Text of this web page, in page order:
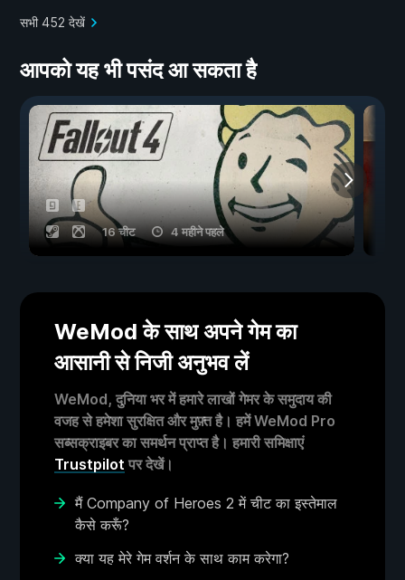
सभी 452 देखें
आपको यह भी पसंद आ सकता है
16 चीट 4 महीने पहले
WeMod के साथ अपने गेम का
आसानी से निजी अनुभव लें
WeMod, दुनिया भर में हमारे लाखों गेमर के समुदाय की
वजह से हमेशा सुरक्षित और मुफ़्त है। हमें WeMod Pro
सब्सक्राइबर का समर्थन प्राप्त है। हमारी समिक्षाएं
Trustpilot पर देखें।
मैं Company of Heroes 2 में चीट का इस्तेमाल
कैसे करूँ?
क्या यह मेरे गेम वर्शन के साथ काम करेगा?